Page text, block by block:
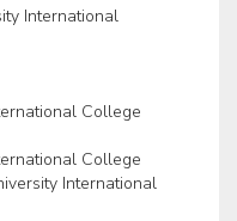
International
College
College
International